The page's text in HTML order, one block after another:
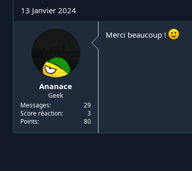
n
s
13 Janvier 2024
Ananace
Geek
Messages
29
Score réaction
3
Points
80
Merci beaucoup !